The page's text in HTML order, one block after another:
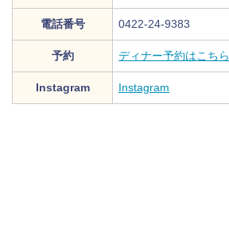
電話番号 0422-24-9383
予約 ディナー予約はこちら
Instagram Instagram